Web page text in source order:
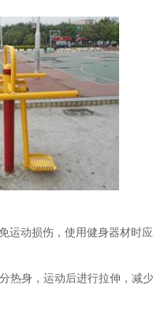
运动损伤，使用健身器材时
热身，运动后进行拉伸，减